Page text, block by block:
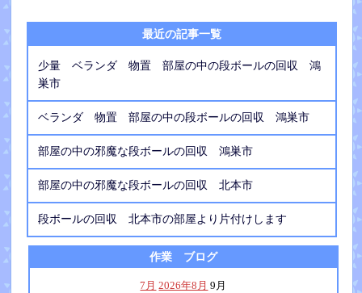
最近の記事一覧
少量 ベランダ 物置 部屋の中の段ボールの回収 鴻
巣市
ベランダ 物置 部屋の中の段ボールの回収 鴻巣市
部屋の中の邪魔な段ボールの回収 鴻巣市
部屋の中の邪魔な段ボールの回収 北本市
段ボールの回収 北本市の部屋より片付けします
作業 ブログ
7月 2026年8月 9月